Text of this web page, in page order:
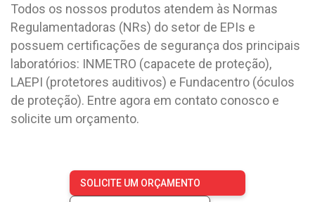
Todos os nossos produtos atendem às Normas
Regulamentadoras (NRs) do setor de EPIs e
possuem certificações de segurança dos principais
laboratórios: INMETRO (capacete de proteção),
LAEPI (protetores auditivos) e Fundacentro (óculos
de proteção). Entre agora em contato conosco e
solicite um orçamento.
SOLICITE UM ORÇAMENTO